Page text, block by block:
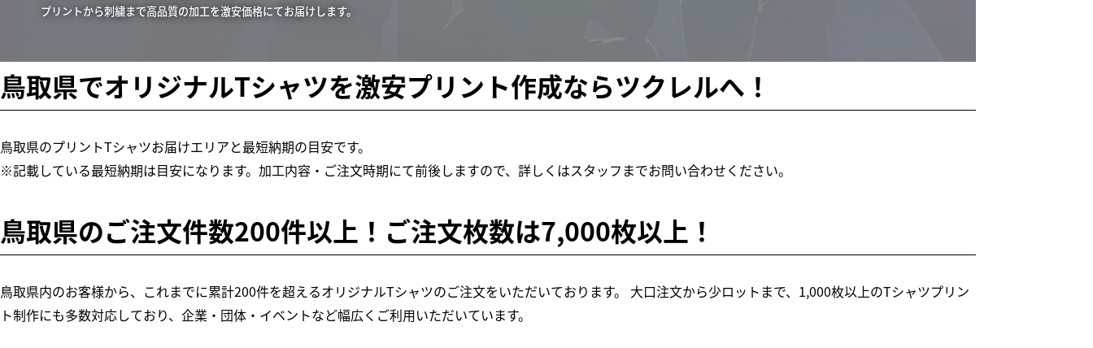
プリントから刺繍まで高品質の加工を激安価格にてお届けします。
鳥取県でオリジナルTシャツを激安プリント作成ならツクレルへ！
鳥取県のプリントTシャツお届けエリアと最短納期の目安です。
※記載している最短納期は目安になります。加工内容・ご注文時期にて前後しますので、詳しくはスタッフまでお問い合わせください。
鳥取県のご注文件数200件以上！ご注文枚数は7,000枚以上！
鳥取県内のお客様から、これまでに累計200件を超えるオリジナルTシャツのご注文をいただいております。 大口注文から少ロットまで、1,000枚以上のTシャツプリン
ト制作にも多数対応しており、企業・団体・イベントなど幅広くご利用いただいています。